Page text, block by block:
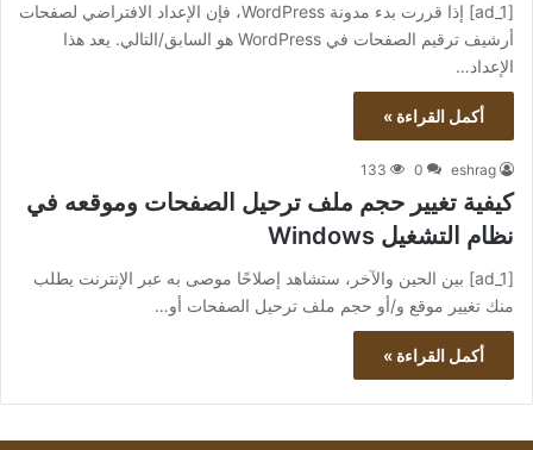
[ad_1] إذا قررت بدء مدونة WordPress، فإن الإعداد الافتراضي لصفحات
أرشيف ترقيم الصفحات في WordPress هو السابق/التالي. يعد هذا
الإعداد…
أكمل القراءة »
eshrag
0
133
كيفية تغيير حجم ملف ترحيل الصفحات وموقعه في
نظام التشغيل Windows
[ad_1] بين الحين والآخر، ستشاهد إصلاحًا موصى به عبر الإنترنت يطلب
منك تغيير موقع و/أو حجم ملف ترحيل الصفحات أو…
أكمل القراءة »